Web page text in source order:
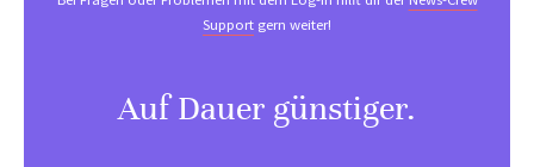
Support gern weiter!
Auf Dauer günstiger.